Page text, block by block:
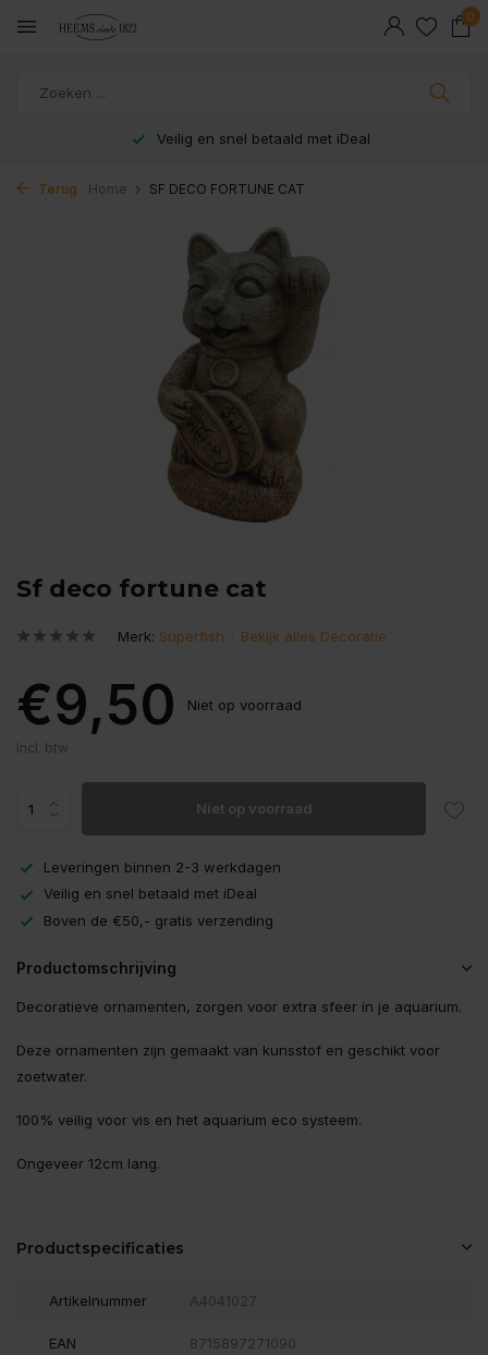
0
Veilig en snel betaald met iDeal
Terug Home SF DECO FORTUNE CAT
Sf deco fortune cat
Merk: Superfish Bekijk alles Decoratie
€9,50 Niet op voorraad
Incl. btw
Niet op voorraad
Leveringen binnen 2-3 werkdagen
Veilig en snel betaald met iDeal
Boven de €50,- gratis verzending
Productomschrijving
Decoratieve ornamenten, zorgen voor extra sfeer in je aquarium.
Deze ornamenten zijn gemaakt van kunsstof en geschikt voor
zoetwater.
100% veilig voor vis en het aquarium eco systeem.
Ongeveer 12cm lang.
Productspecificaties
Artikelnummer A4041027
EAN 8715897271090